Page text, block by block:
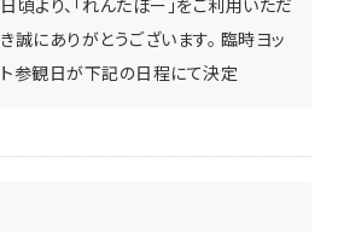
日頃より、「れんたぼー」をご利用いただ
き誠にありがとうございます。 臨時ヨッ
ト参観日が下記の日程にて決定